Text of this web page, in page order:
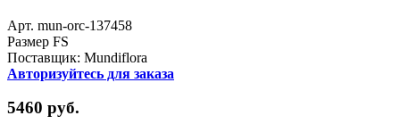
Арт. mun-orc-137458
Размер FS
Поставщик: Mundiflora
Авторизуйтесь для заказа
5460 руб.